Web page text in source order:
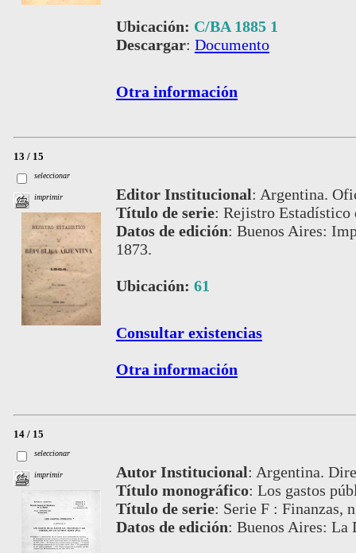
Ubicación: C/BA 1885 1
Descargar: Documento
Otra información
13 / 15
seleccionar
imprimir Editor Institucional: Argentina.
Título de serie: Rejistro Estadístico
Datos de edición: Buenos Aires:
1873.
Ubicación: 61
Consultar existencias
Otra información
14 / 15
seleccionar
imprimir Autor Institucional: Argentina.
Título monográfico: Los gastos
Título de serie: Serie F : Finanzas,
Datos de edición: Buenos Aires: La